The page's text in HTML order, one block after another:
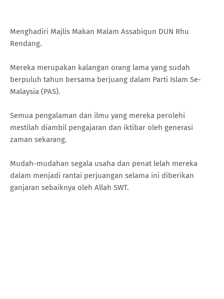
Menghadiri Majlis Makan Malam Assabiqun DUN Rhu
Rendang.
Mereka merupakan kalangan orang lama yang sudah
berpuluh tahun bersama berjuang dalam Parti Islam Se-
Malaysia (PAS).
Semua pengalaman dan ilmu yang mereka perolehi
mestilah diambil pengajaran dan iktibar oleh generasi
zaman sekarang.
Mudah-mudahan segala usaha dan penat lelah mereka
dalam menjadi rantai perjuangan selama ini diberikan
ganjaran sebaiknya oleh Allah SWT.